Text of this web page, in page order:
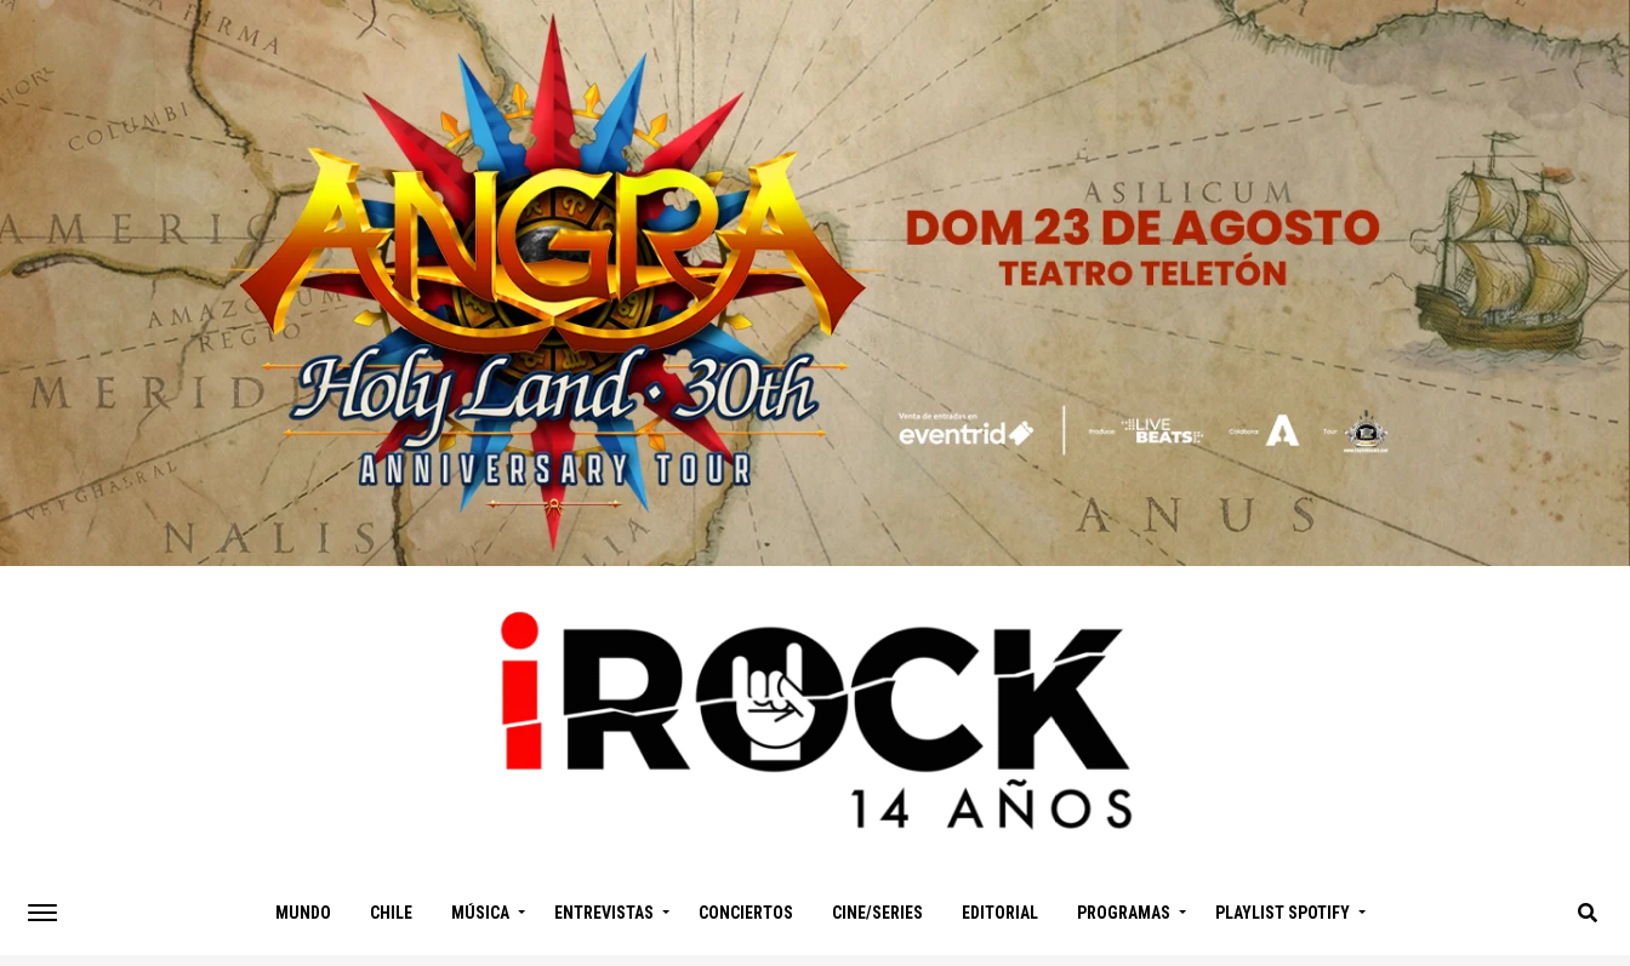
MUNDO CHILE MÚSICA ENTREVISTAS CONCIERTOS CINE/SERIES EDITORIAL PROGRAMAS PLAYLIST SPOTIFY